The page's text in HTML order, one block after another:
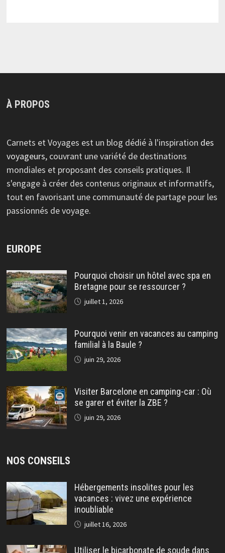
À PROPOS
Carnets et Voyages est un blog dédié à l'inspiration des
voyageurs, couvrant une variété de destinations
mondiales et proposant des conseils pratiques. Il
s'engage à créer des contenus originaux et informatifs,
tout en favorisant une communauté de partage pour les
passionnés de voyage.
EUROPE
Pourquoi choisir un hôtel avec spa en
Bretagne pour se ressourcer ?
juillet 1, 2026
Pourquoi venir en vacances au camping
familial à la Baule ?
juin 29, 2026
Visiter Barcelone en camping-car : Où
se garer et éviter la ZBE ?
juin 29, 2026
NOS CONSEILS
Hébergements insolites pour les
vacances : vivez une expérience
inoubliable
juillet 16, 2026
Utiliser le bicarbonate de soude dans